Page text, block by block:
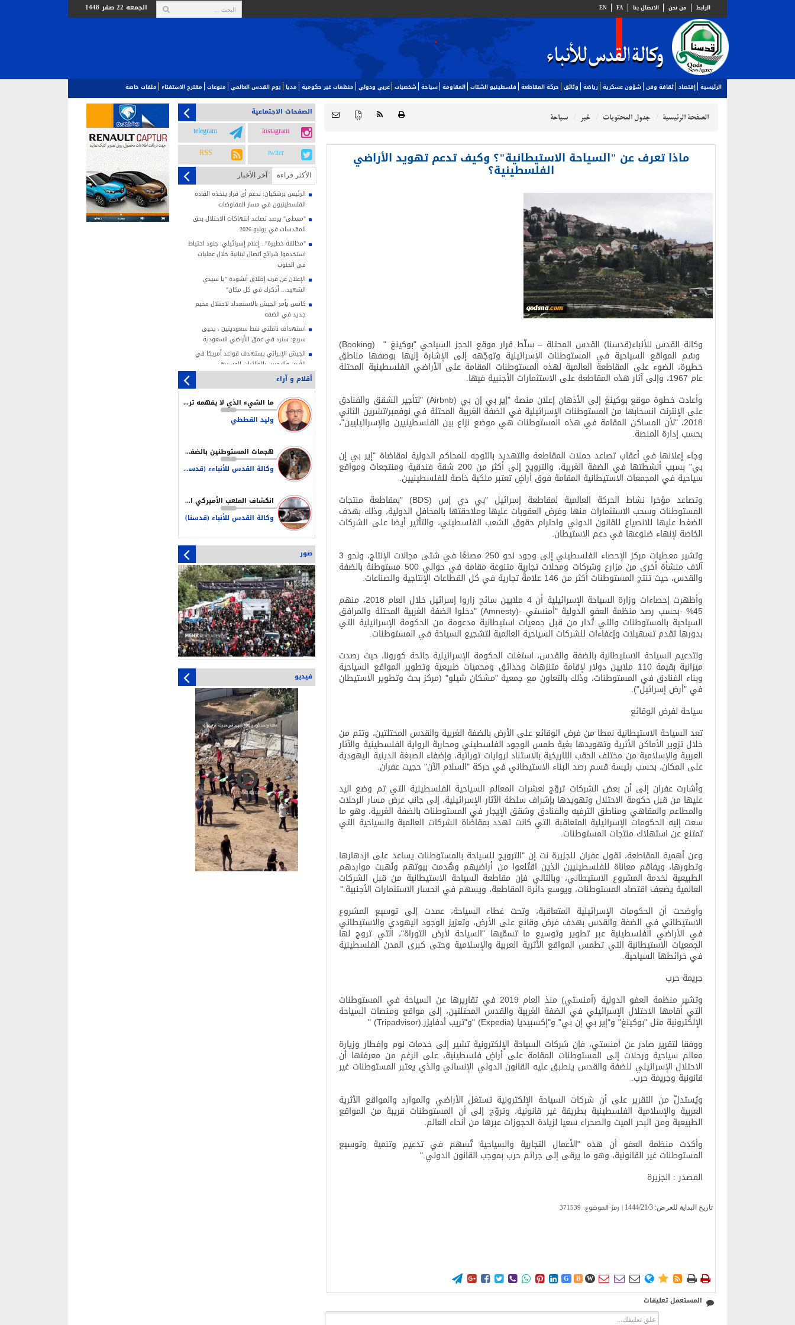
الرابط من نحن الاتصال بنا FA
EN الجمعه 22 صفر 1448
الرئيسية إقتصاد ثقافة وفن شؤون عسكرية رياضة وثائق حركة المقاطعة فلسطينيو الشتات المقاومة سياحة شخصيات عربي ودولي منظمات غير حكومية مديا يوم القدس العالمي‬‎ منوعات مقترح الاستفتاء ملفات خاصة
{ } الصفحة الرئيسية جدول المحتويات خبر سياحة
ماذا تعرف عن "السياحة الاستيطانية"؟ وكيف تدعم تهويد الأراضي
الفلسطينية؟
وكالة القدس للأنباء(قدسنا) القدس المحتلة – سلّط قرار موقع الحجز السياحي "بوكينغ "
(Booking)
وسْم المواقع السياحية في المستوطنات الإسرائيلية وتوجّهه إلى الإشارة إليها بوصفها مناطق
خطيرة، الضوء على المقاطعة العالمية لهذه المستوطنات المقامة على الأراضي الفلسطينية المحتلة
عام 1967، وإلى آثار هذه المقاطعة على الاستثمارات الأجنبية فيها
.
وأعادت خطوة موقع بوكينغ إلى الأذهان إعلان منصة "إير بي إن بي " (Airbnb)لتأجير الشقق والفنادق
على الإنترنت انسحابها من المستوطنات الإسرائيلية في الضفة الغربية المحتلة في نوفمبر/تشرين الثاني
2018، "لأن المساكن المقامة في هذه المستوطنات هي موضع نزاع بين الفلسطينيين والإسرائيليين"،
بحسب إدارة المنصة.
وجاء إعلانها في أعقاب تصاعد حملات المقاطعة والتهديد بالتوجه للمحاكم الدولية لمقاضاة "إير بي إن
بي" بسبب أنشطتها في الضفة الغربية، والترويج إلى أكثر من 200 شقة فندقية ومنتجعات ومواقع
سياحية في المجمعات الاستيطانية المقامة فوق أراضٍ تعتبر ملكية خاصة للفلسطينيين.
وتصاعد مؤخرا نشاط الحركة العالمية لمقاطعة إسرائيل "بي دي إس " (BDS)بمقاطعة منتجات
المستوطنات وسحب الاستثمارات منها وفرض العقوبات عليها وملاحقتها بالمحافل الدولية، وذلك بهدف
الضغط عليها للانصياع للقانون الدولي واحترام حقوق الشعب الفلسطيني، والتأثير أيضا على الشركات
الخاصة لإنهاء ضلوعها في دعم الاستيطان.
وتشير معطيات مركز الإحصاء الفلسطيني إلى وجود نحو 250 مصنعًا في شتى مجالات الإنتاج، ونحو 3
آلاف منشأة أخرى من مزارع وشركات ومحلات تجارية متنوعة مقامة في حوالي 500 مستوطنة بالضفة
والقدس، حيث تنتج المستوطنات أكثر من 146 علامةً تجارية في كل القطاعات الإنتاجية والصناعات
.
وأظهرت إحصاءات وزارة السياحة الإسرائيلية أن 4 ملايين سائح زاروا إسرائيل خلال العام 2018، منهم
45% -بحسب رصد منظمة العفو الدولية "أمنستي " (Amnesty)-دخلوا الضفة الغربية المحتلة والمرافق
السياحية بالمستوطنات والتي تُدار من قبل جمعيات استيطانية مدعومة من الحكومة الإسرائيلية التي
بدورها تقدم تسهيلات وإعفاءات للشركات السياحية العالمية لتشجيع السياحة في المستوطنات.
ولتدعيم السياحة الاستيطانية بالضفة والقدس، استغلت الحكومة الإسرائيلية جائحة كورونا، حيث رصدت
ميزانية بقيمة 110 ملايين دولار لإقامة متنزهات وحدائق ومحميات طبيعية وتطوير المواقع السياحية
وبناء الفنادق في المستوطنات، وذلك بالتعاون مع جمعية "مشكان شيلو" (مركز بحث وتطوير الاستيطان
في "أرض إسرائيل").
سياحة لفرض الوقائع
تعد السياحة الاستيطانية نمطا من فرض الوقائع على الأرض بالضفة الغربية والقدس المحتلتين، وتتم من
خلال تزوير الأماكن الأثرية وتهويدها بغية طمس الوجود الفلسطيني ومحاربة الرواية الفلسطينية والآثار
العربية والإسلامية من مختلف الحقب التاريخية بالاستناد لروايات توراتية، وإضفاء الصبغة الدينية اليهودية
على المكان، بحسب رئيسة قسم رصد البناء الاستيطاني في حركة "السلام الآن" حجيت عفران.
وأشارت عفران إلى أن بعض الشركات تروّج لعشرات المعالم السياحية الفلسطينية التي تم وضع اليد
عليها من قبل حكومة الاحتلال وتهويدها بإشراف سلطة الآثار الإسرائيلية، إلى جانب عرض مسار الرحلات
والمطاعم والمقاهي ومناطق الترفيه والفنادق وشقق الإيجار في المستوطنات بالضفة الغربية، وهو ما
سعت إليه الحكومات الإسرائيلية المتعاقبة التي كانت تهدد بمقاضاة الشركات العالمية والسياحية التي
تمتنع عن استهلاك منتجات المستوطنات.
وعن أهمية المقاطعة، تقول عفران للجزيرة نت إن "الترويج للسياحة بالمستوطنات يساعد على ازدهارها
وتطورها، ويفاقم معاناة للفلسطينيين الذين اقتُلعوا من أراضيهم وهُدمت بيوتهم ونُهبت مواردهم
الطبيعية لخدمة المشروع الاستيطاني، وبالتالي فإن مقاطعة السياحة الاستيطانية من قبل الشركات
العالمية يضعف اقتصاد المستوطنات، ويوسع دائرة المقاطعة، ويسهم في انحسار الاستثمارات الأجنبية".
وأوضحت أن الحكومات الإسرائيلية المتعاقبة، وتحت غطاء السياحة، عمدت إلى توسيع المشروع
الاستيطاني في الضفة والقدس بهدف فرض وقائع على الأرض، وتعزيز الوجود اليهودي والاستيطاني
في الأراضي الفلسطينية عبر تطوير وتوسيع ما تسمّيها "السياحة لأرض التوراة"، التي تروج لها
الجمعيات الاستيطانية التي تطمس المواقع الأثرية العربية والإسلامية وحتى كبرى المدن الفلسطينية
في خرائطها السياحية.
جريمة حرب
وتشير منظمة العفو الدولية (أمنستي) منذ العام 2019 في تقاريرها عن السياحة في المستوطنات
التي أقامها الاحتلال الإسرائيلي في الضفة الغربية والقدس المحتلتين، إلى مواقع ومنصات السياحة
الإلكترونية مثل "بوكينغ" و"إير بي إن بي" و"إكسبيديا " (Expedia)و"تريب أدفايزر" (Tripadvisor).
ووفقا لتقرير صادر عن أمنستي، فإن شركات السياحة الإلكترونية تشير إلى خدمات نوم وإفطار وزيارة
معالم سياحية ورحلات إلى المستوطنات المقامة على أراضٍ فلسطينية، على الرغم من معرفتها أن
الاحتلال الإسرائيلي للضفة والقدس ينطبق عليه القانون الدولي الإنساني والذي يعتبر المستوطنات غير
قانونية وجريمة حرب.
ويُستدلّ من التقرير على أن شركات السياحة الإلكترونية تستغل الأراضي والموارد والمواقع الأثرية
العربية والإسلامية الفلسطينية بطريقة غير قانونية، وتروّج إلى أن المستوطنات قريبة من المواقع
الطبيعية ومن البحر الميت والصحراء سعيا لزيادة الحجوزات عبرها من أنحاء العالم.
وأكدت منظمة العفو أن هذه "الأعمال التجارية والسياحية تُسهم في تدعيم وتنمية وتوسيع
المستوطنات غير القانونية، وهو ما يرقى إلى جرائم حرب بموجب القانون الدولي".
المصدر : الجزيرة
تاریخ البدایة للعرض:1444/21/3 | رمز الموضوع: 371539
        G B W        
المستعمل تعليقات
الصفحات الاجتماعية
instagram
telegram
twiter
RSS
الأکثر قراءة آخر الأخبار
الرئيس بزشكيان: ندعم أي قرار يتخذه القادة
الفلسطينيون في مسار المفاوضات
"معطى" يرصد تصاعد انتهاكات الاحتلال بحق
المقدسات في يوليو 2026
"مخالفة خطيرة".. إعلام إسرائيلي: جنود احتياط
استخدموا شرائح اتصال لبنانية خلال عمليات
في الجنوب
الإعلان عن قرب إطلاق أنشودة "يا سيدي
الشهيد... أذكرك في كل مكان"
كاتس يأمر الجيش بالاستعداد لاحتلال مخيم
جديد في الضفة
استهداف ناقلتي نفط سعوديتين ، يحيى
سريع: سنرد في عمق الأراضي السعودية
الجيش الإيراني يستهدف قواعد أمريكا في
الأردن والبحرين بالطائرات المسيرة
أسكتتها نيران استهداف إسرائيلي
ممداني: مذكرة توقيف نتنياهو قائمة.. لكن
صلاحياتنا القانونية محدودة
الشيخ صبري: الاحتلال يستغل الأعياد اليهودية
قاليباف: طاعة القيادة شرط أساسي لتحقيق
النصر في مواجهة العدو
قاليباف: علينا أن نكون مستعدين دائما للحرب
أقلام و آراء
ما الشيء الذي لا يفهمه ترامب وإدارته في إيران؟
وليد القططي
هجمات المستوطنين بالضفة سياسة ممنهجة لخلق بيئة تدفع نحو التهجير
وكالة القدس للأنباءء (قدسنا)
انكشاف الملعب الأميركي الأردني امام التهديف الإيراني
وكالة القدس للأنباء (قدسنا)
صور
فيديو